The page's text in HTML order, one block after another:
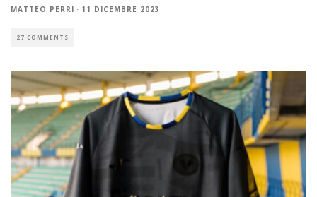
MATTEO PERRI · 11 DICEMBRE 2023
27 COMMENTS